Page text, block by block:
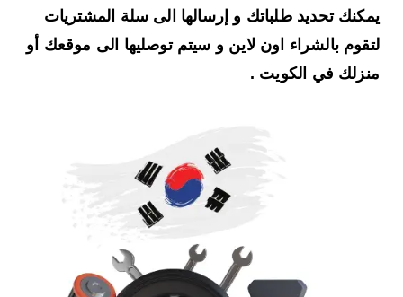
يمكنك تحديد طلباتك و إرسالها الى سلة المشتريات
لتقوم بالشراء اون لاين و سيتم توصليها الى موقعك أو
منزلك في الكويت .